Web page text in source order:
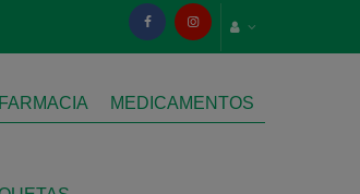
MEDICAMENTOS